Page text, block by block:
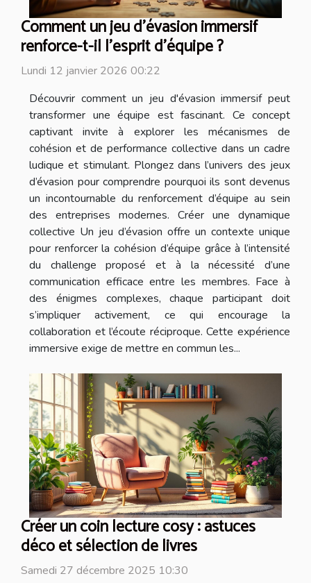
Comment un jeu d'évasion immersif
renforce-t-il l'esprit d'équipe ?
Lundi 12 janvier 2026 00:22
Découvrir comment un jeu d'évasion immersif peut
transformer une équipe est fascinant. Ce concept
captivant invite à explorer les mécanismes de
cohésion et de performance collective dans un cadre
ludique et stimulant. Plongez dans l’univers des jeux
d’évasion pour comprendre pourquoi ils sont devenus
un incontournable du renforcement d’équipe au sein
des entreprises modernes. Créer une dynamique
collective Un jeu d’évasion offre un contexte unique
pour renforcer la cohésion d’équipe grâce à l’intensité
du challenge proposé et à la nécessité d’une
communication efficace entre les membres. Face à
des énigmes complexes, chaque participant doit
s’impliquer activement, ce qui encourage la
collaboration et l’écoute réciproque. Cette expérience
immersive exige de mettre en commun les...
Créer un coin lecture cosy : astuces
déco et sélection de livres
Samedi 27 décembre 2025 10:30